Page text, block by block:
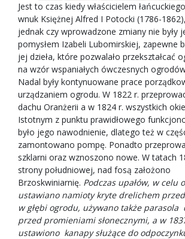
Jest to czas kiedy właścicielem
wnuk Księżnej Alfred I Potocki (1786-
jednak czy wprowadzone zmiany nie były
pomysłem Izabeli Lubomirskiej, zapewne
jej dzieła, które pozwalało przekształcać
na wzór wspaniałych ówczesnych
Nadal były kontynuowane prace
urządzaniem ogrodu. W 1822 r.
dachu Oranżerii a w 1824 r. wszystkich
Istotnym z punktu prawidłowego
było jego nawodnienie, dlatego też w
zamontowano pompę. Ponadto
szklarni oraz wznoszono nowe. W tatach
strony południowej, nad fosą założono
Brzoskwiniarnię. Podczas upałów, w celu
ustawiano namioty kryte drelichem
w głębi ogrodu, używano także parasola
przed promieniami słonecznymi, a w
ustawiono kanapy służące do